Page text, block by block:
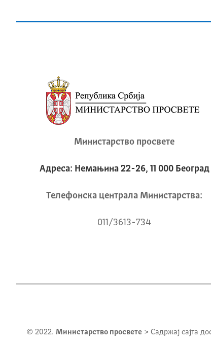
Министарство просвете
Адреса: Немањина 22-26, 11 000 Београд
Телeфонска централа Mинистарства:
011/3613-734
© 2022. Министарство просвете > Садржај сајта